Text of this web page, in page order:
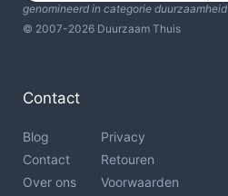
genomineerd in categorie duurzaamheid
© 2007-2026 Duurzaam Thuis
Contact
Blog
Contact
Over ons
Privacy
Retouren
Voorwaarden